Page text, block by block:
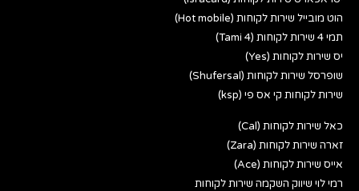
הוט מובייל שירות לקוחות (Hot mobile)
תמי 4 שירות לקוחות (Tami 4)
יס שירות לקוחות (Yes)
שופרסל שירות לקוחות (Shufersal)
שירות לקוחות קי אס פי (ksp)
כאל שירות לקוחות (Cal)
זארה שירות לקוחות (Zara)
אייס שירות לקוחות (Ace)
רמי לוי שיווק השקמה שירות לקוחות